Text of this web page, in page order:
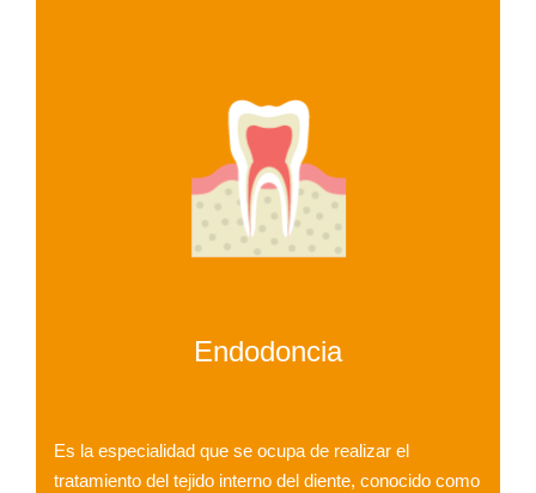
Endodoncia
Es la especialidad que se ocupa de realizar el
tratamiento del tejido interno del diente, conocido como